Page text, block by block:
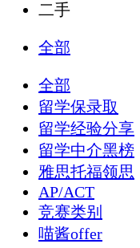
二手
全部
全部
留学保录取
留学经验分享
留学中介黑榜
雅思托福领思
AP/ACT
竞赛类别
喵酱offer